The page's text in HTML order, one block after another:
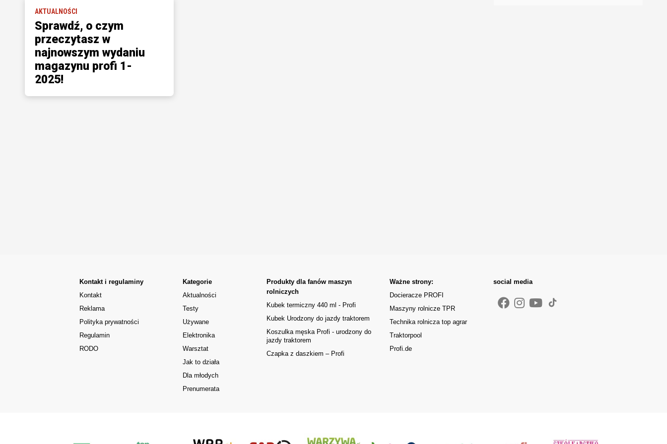
AKTUALNOŚCI
Sprawdź, o czym
przeczytasz w
najnowszym wydaniu
magazynu profi 1-
2025!
Kontakt i regulaminy
Kontakt
Reklama
Polityka prywatności
Regulamin
RODO
Kategorie
Aktualności
Testy
Używane
Elektronika
Warsztat
Jak to działa
Dla młodych
Prenumerata
Produkty dla fanów maszyn
rolniczych
Kubek termiczny 440 ml - Profi
Kubek Urodzony do jazdy traktorem
Koszulka męska Profi - urodzony do
jazdy traktorem
Czapka z daszkiem – Profi
Ważne strony:
Docieracze PROFI
Maszyny rolnicze TPR
Technika rolnicza top agrar
Traktorpool
Profi.de
social media